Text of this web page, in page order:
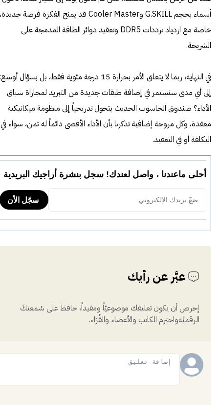
أسماء بحجم G.SKILL وCooler Master قد يمنح الفكرة فرصة جديدة،
خاصة مع ازدياد ترددات DDR5 وتعقيد دوائر الطاقة المدمجة على
الشريحة.
في النهاية، ربما لا يتعلق الأمر بحرارة 15 درجة مئوية فقط، بل بسؤال
إلى أي مدى سنستمر في إضافة طبقات جديدة من التبريد لمجاراة سباق
الأداء؟ صندوق الحاسوب الحديث يتحول تدريجياً إلى منظومة ميكانيكية
معقدة، وكل مروحة إضافية تذكرنا بأن الأداء الأقصى دائماً له ثمن، سواء في
التكلفة أو في التعقيد.
عبَّر عن رأيك
إحرص أن يكون تعليقك موضوعيّاً ومفيداً، حافظ على سُمعتكَ
الرقميَّةواحترم الكاتب والأعضاء والقُرّاء.